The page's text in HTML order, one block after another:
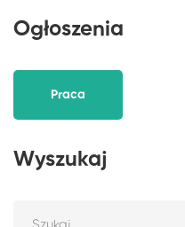
Ogłoszenia
Praca
Wyszukaj